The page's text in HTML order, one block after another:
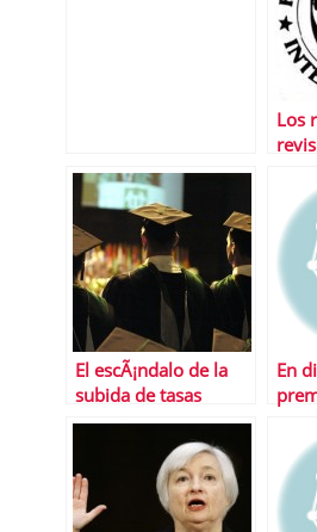
Los
El escÃ¡ndalo de la
subida de tasas
universitarias
En